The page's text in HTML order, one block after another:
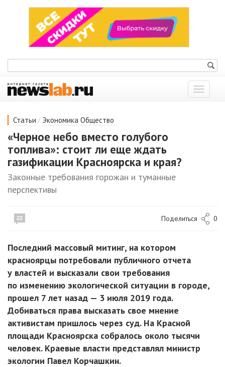
Показать
меню
Статьи / Экономика Общество
«Черное небо вместо голубого
топлива»: стоит ли еще ждать
газификации Красноярска и края?
Законные требования горожан и туманные
перспективы
22 Поделиться 0
Последний массовый митинг, на котором
красноярцы потребовали публичного отчета
у властей и высказали свои требования
по изменению экологической ситуации в городе,
прошел 7 лет назад — 3 июля 2019 года.
Добиваться права высказать свое мнение
активистам пришлось через суд. На Красной
площади Красноярска собралось около тысячи
человек. Краевые власти представлял министр
экологии Павел Корчашкин.